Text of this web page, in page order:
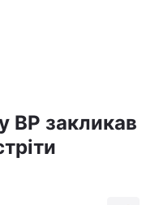
ВР закликав